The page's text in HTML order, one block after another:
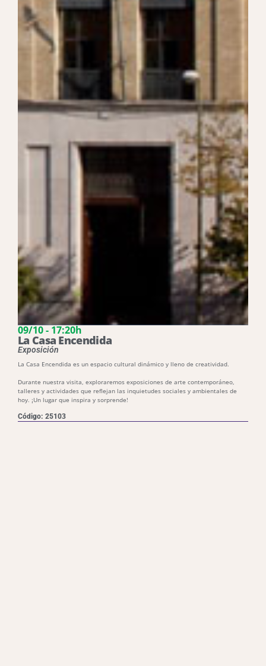
09/10 - 17:20h
La Casa Encendida
Exposición
La Casa Encendida es un espacio cultural dinámico y lleno de creatividad.
Durante nuestra visita, exploraremos exposiciones de arte contemporáneo,
talleres y actividades que reflejan las inquietudes sociales y ambientales de
hoy. ¡Un lugar que inspira y sorprende!
Código: 25103